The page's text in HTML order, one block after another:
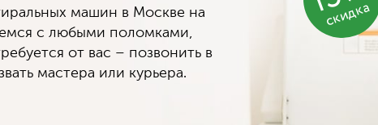
скидка
машин в Москве на
с любыми поломками,
от вас – позвонить в
мастера или курьера.